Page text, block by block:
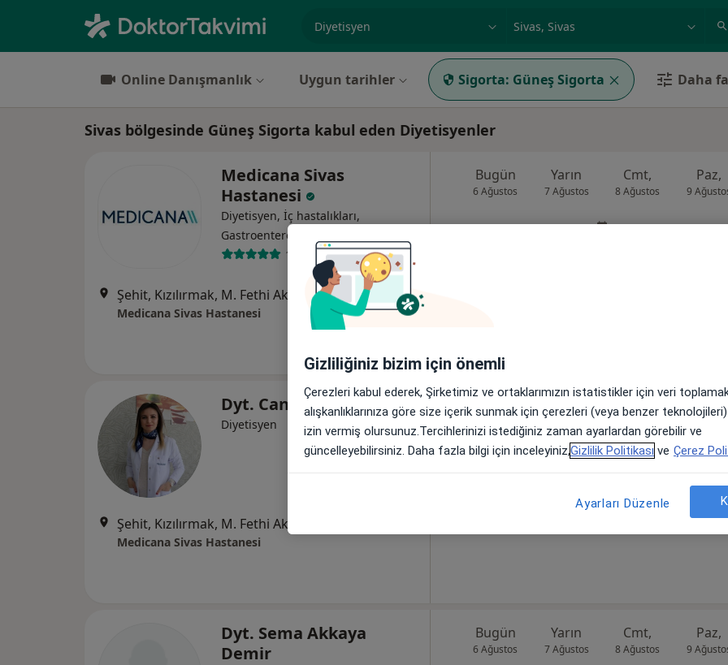
Online Danışmanlık Uygun tarihler Sigorta: Güneş Sigorta Daha
Sivas bölgesinde Güneş Sigorta kabul eden Diyetisyenler
Medicana Sivas
Hastanesi
Diyetisyen, İç hastalıkları,
Gastroenteroloji
119 görüş
Şehit, Kızılırmak, M. Fethi Akyüz Cd. No: 8Merkez/Sivas, Sivas• Harita
Medicana Sivas Hastanesi
Bugün
6 Ağustos
Yarın
7 Ağustos
Cmt,
8 Ağustos
Paz,
9
Dyt. Cansu Arslan
Diyetisyen
Medicana Sivas Hastanesi
Bugün
6 Ağustos
Yarın
7 Ağustos
Cmt,
8 Ağustos
Paz,
9
Randevu talep et
Dyt. Sema Akkaya
Demir
Bugün
6 Ağustos
Yarın
7 Ağustos
Cmt,
8 Ağustos
Paz,
9
Gizliliğiniz bizim için önemli
Çerezleri kabul ederek, Şirketimiz ve ortaklarımızın istatistikler için veri
alışkanlıklarınıza göre size içerik sunmak için çerezleri (veya benzer
izin vermiş olursunuz.Tercihlerinizi istediğiniz zaman ayarlardan görebilir ve
güncelleyebilirsiniz. Daha fazla bilgi için inceleyiniz,Gizlilik Politikası ve Çerez
Ayarları Düzenle